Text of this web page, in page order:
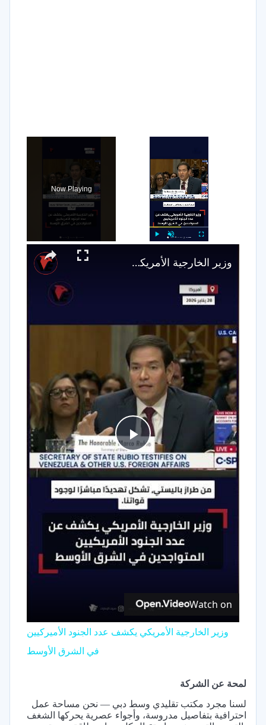
Now Playing
Play
Video
وزير الخارجية الأمريكي يكشف عدد الجنود الأميركيين في الشرق الأوسط
Watch on
وزير الخارجية الأمريكي يكشف عدد الجنود الأميركيين
في الشرق الأوسط
لمحة عن الشركة
لسنا مجرد مكتب تقليدي وسط دبي — نحن مساحة عمل
احترافية بتفاصيل مدروسة، وأجواء عصرية يحركها الشغف